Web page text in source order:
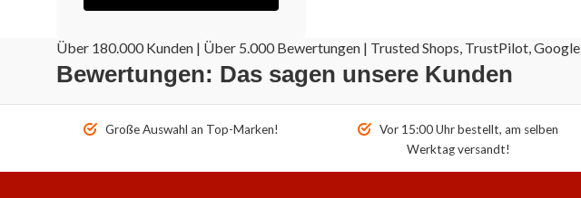
Über 180.000 Kunden | Über 5.000 Bewertungen | Trusted Shops, TrustPilot, Google
Bewertungen: Das sagen unsere Kunden
Große Auswahl an Top-Marken!
Vor 15:00 Uhr bestellt, am selben
Werktag versandt!